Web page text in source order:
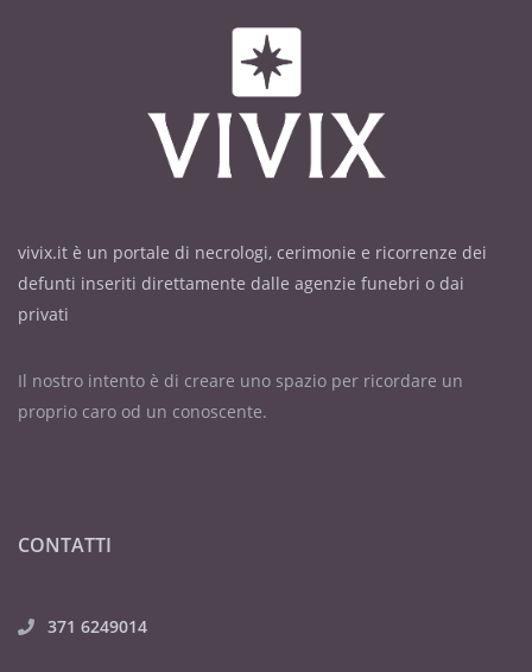
vivix.it è un portale di necrologi, cerimonie e ricorrenze dei
defunti inseriti direttamente dalle agenzie funebri o dai
privati
Il nostro intento è di creare uno spazio per ricordare un
proprio caro od un conoscente.
CONTATTI
371 6249014